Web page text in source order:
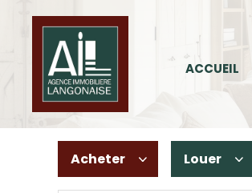
ACCUEIL
Acheter Louer
2